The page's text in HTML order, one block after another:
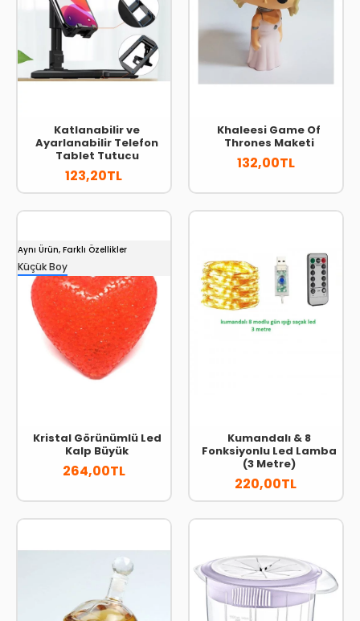
Katlanabilir ve
Ayarlanabilir Telefon
Tablet Tutucu
123,20TL
Khaleesi Game Of
Thrones Maketi
132,00TL
Aynı Ürün, Farklı Özellikler
Küçük Boy
Kristal Görünümlü Led
Kalp Büyük
264,00TL
Kumandalı & 8
Fonksiyonlu Led Lamba
(3 Metre)
220,00TL